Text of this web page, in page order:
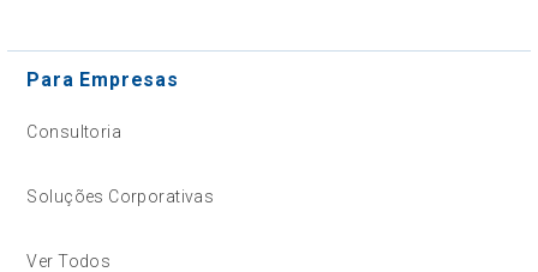
Para Empresas
Consultoria
Soluções Corporativas
Ver Todos